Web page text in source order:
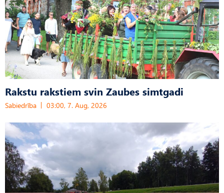
Rakstu rakstiem svin Zaubes simtgadi
Sabiedrība 03:00, 7. Aug, 2026